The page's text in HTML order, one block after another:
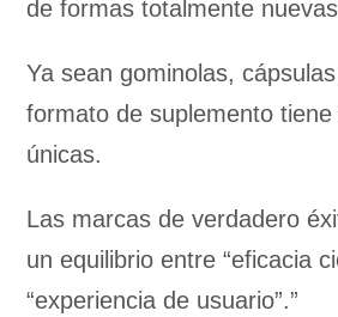
de formas totalmente
Ya sean gominolas,
formato de suplemento
únicas.
Las marcas de verdadero
un equilibrio entre “eficacia
“experiencia de usuario”.”